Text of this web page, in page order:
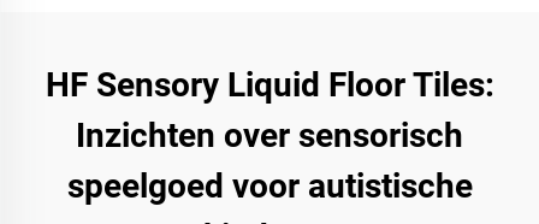
HF Sensory Liquid Floor Tiles:
Inzichten over sensorisch
speelgoed voor autistische